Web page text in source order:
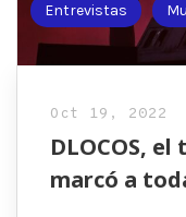
Entrevistas
Oct 19, 2022
DLOCOS,
marcó a